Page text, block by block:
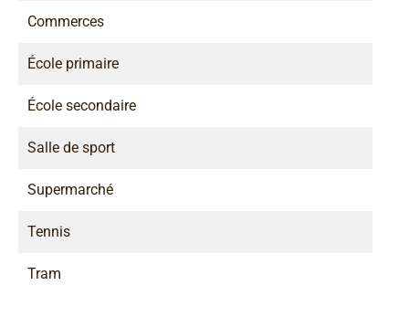
Commerces
École primaire
École secondaire
Salle de sport
Supermarché
Tennis
Tram